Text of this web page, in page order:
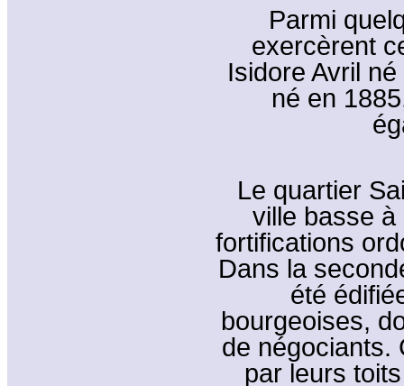
Parmi
exercèrent
Isidore Avril
né en
Le quartier
ville basse à
fortifications
Dans la
été
bourgeoises,
de négociants.
par leurs